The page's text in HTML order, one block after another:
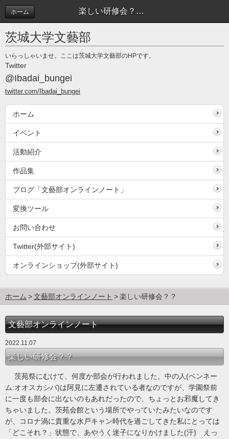
楽しい研修会？？ | 文藝部オンラインノート
ホーム
茨城大学文藝部
いらっしゃいませ。ここは茨城大学文藝部のHPです。
Twitter
@Ibadai_bungei
twitter.com/Ibadai_bungei
ホーム
イベント
活動紹介
作品集
ブログ「文藝部オンラインノート」
変換ツール
お問い合わせ
Twitter(外部サイト)
オンラインショップ(外部サイト)
ホーム 文藝部オンラインノート 楽しい研修会？？
文藝部オンラインノート
2022.11.07
楽しい研修会？？
茨苑祭にむけて、何度か部会が行われました。中の人(ペンネー
ム:オオスカシバ)は阿見に左遷されている者なのですが、学園祭前
に一度も部会に出ないのもあれだったので、ちょっとお邪魔してき
ちゃいました。茨苑会館という場所でやっていたみたいなのです
が、コロナ渦に貴重な水戸キャン時代を過ごしてきた私にとっては
「どこそれ？」状態で、あやうく迷子になりかけました(汗) えっ